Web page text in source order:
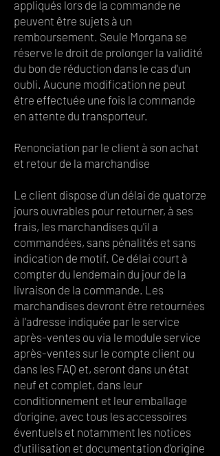
appliqués lors de la commande ne
peuvent être sujets à un
remboursement. Seule Morgana se
réserve le droit de prolonger la validité
du bon de réduction dans le cas d'un
oubli. Aucune modification ne peut
être effectuée une fois la commande
en attente du transporteur.
Renonciation par le client à son achat
et retour de la marchandise
Le client dispose d'un délai de quatorze
jours ouvrables pour retourner, à ses
frais, les marchandises qu'il a
commandées, sans pénalités et sans
indication de motif. Ce délai court à
compter du lendemain du jour de la
livraison de la commande. Les
marchandises devront être retournées
à l'adresse indiquée par le service
après-ventes ou via le module service
après-ventes sur le compte client ou
dans les FAQ et, seront dans un état
neuf et complet, dans leur
conditionnement et leur emballage
d'origine, avec tous les accessoires
éventuels et notamment les notices
d'utilisation et documentation d'origine